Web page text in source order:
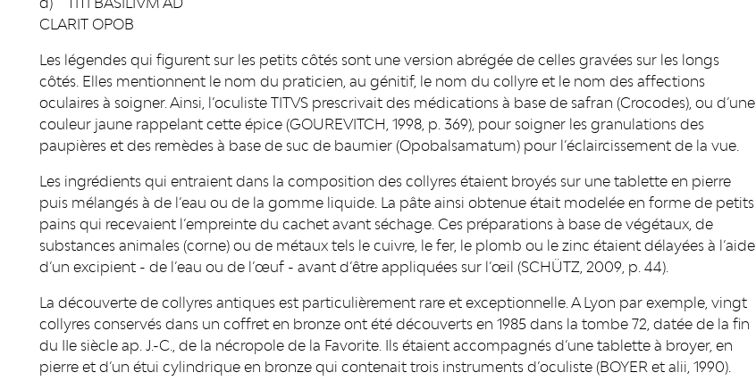
CLARIT OPOB
Les légendes qui figurent sur les petits côtés sont une version abrégée de celles gravées sur les longs
côtés. Elles mentionnent le nom du praticien, au génitif, le nom du collyre et le nom des affections
oculaires à soigner. Ainsi, l’oculiste TITVS prescrivait des médications à base de safran (Crocodes), ou d’une
couleur jaune rappelant cette épice (GOUREVITCH, 1998, p. 369), pour soigner les granulations des
paupières et des remèdes à base de suc de baumier (Opobalsamatum) pour l’éclaircissement de la vue.
Les ingrédients qui entraient dans la composition des collyres étaient broyés sur une tablette en pierre
puis mélangés à de l’eau ou de la gomme liquide. La pâte ainsi obtenue était modelée en forme de petits
pains qui recevaient l’empreinte du cachet avant séchage. Ces préparations à base de végétaux, de
substances animales (corne) ou de métaux tels le cuivre, le fer, le plomb ou le zinc étaient délayées à l’aide
d’un excipient - de l’eau ou de l’œuf - avant d’être appliquées sur l’œil (SCHÜTZ, 2009, p. 44).
La découverte de collyres antiques est particulièrement rare et exceptionnelle. A Lyon par exemple, vingt
collyres conservés dans un coffret en bronze ont été découverts en 1985 dans la tombe 72, datée de la fin
du IIe siècle ap. J.-C., de la nécropole de la Favorite. Ils étaient accompagnés d’une tablette à broyer, en
pierre et d’un étui cylindrique en bronze qui contenait trois instruments d’oculiste (BOYER et alii, 1990).